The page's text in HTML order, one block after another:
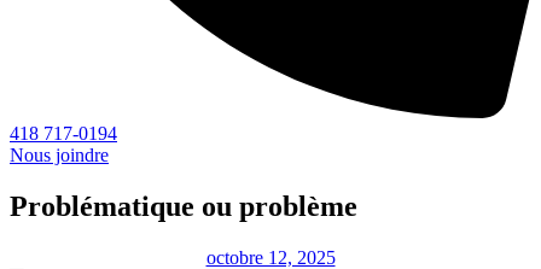
418 717-0194
Nous joindre
Problématique ou problème
octobre 12, 2025